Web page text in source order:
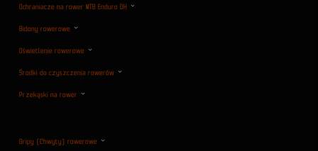
Ochraniacze na rower MTB Enduro DH
Bidony rowerowe
Oświetlenie rowerowe
Środki do czyszczenia rowerów
Przekąski na rower
Gripy (Chwyty) rowerowe